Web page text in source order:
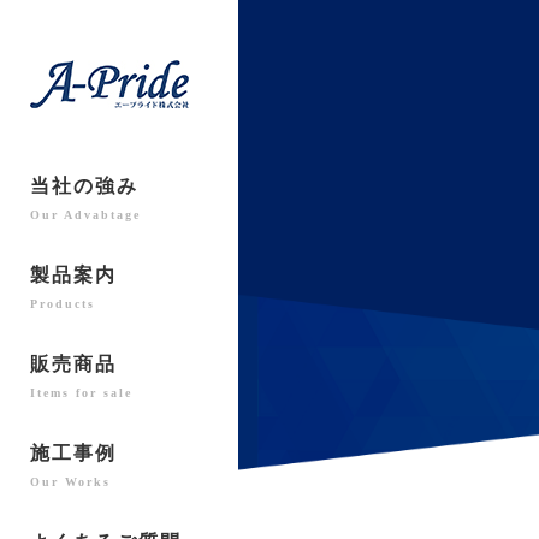
当社の強み
Our Advabtage
製品案内
Products
販売商品
Items for sale
施工事例
Our Works